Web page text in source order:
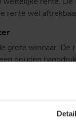
rente.
rente wél
grote winnaar.
gouden
bedrag
€ 40.000 komen